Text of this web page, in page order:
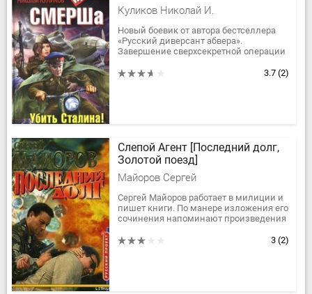
Куликов Николай И.
Новый боевик от автора бестселлера
«Русский диверсант абвера».
Завершение сверхсекретной операции
которая должна изменить ход...
3.7 (2)
Слепой Агент [Последний долг,
Золотой поезд]
Майоров Сергей
Сергей Майоров работает в милиции и
пишет книги. По манере изложения его
сочинения напоминают произведения
жанра А. Кивинова....
3 (2)